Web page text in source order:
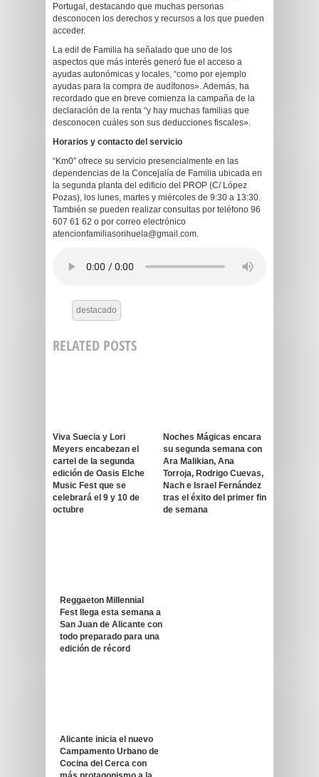
Portugal, destacando que muchas personas
desconocen los derechos y recursos a los que pueden
acceder.
La edil de Familia ha señalado que uno de los
aspectos que más interés generó fue el acceso a
ayudas autonómicas y locales, “como por ejemplo
ayudas para la compra de audífonos». Además, ha
recordado que en breve comienza la campaña de la
declaración de la renta “y hay muchas familias que
desconocen cuáles son sus deducciones fiscales».
Horarios y contacto del servicio
“Km0” ofrece su servicio presencialmente en las
dependencias de la Concejalía de Familia ubicada en
la segunda planta del edificio del PROP (C/ López
Pozas), los lunes, martes y miércoles de 9:30 a 13:30.
También se pueden realizar consultas por teléfono 96
607 61 62 o por correo electrónico
atencionfamiliasorihuela@gmail.com.
destacado
RELATED POSTS
Viva Suecia y Lori
Meyers encabezan el
cartel de la segunda
edición de Oasis Elche
Music Fest que se
celebrará el 9 y 10 de
octubre
Noches Mágicas encara
su segunda semana con
Ara Malikian, Ana
Torroja, Rodrigo Cuevas,
Nach e Israel Fernández
tras el éxito del primer fin
de semana
Reggaeton Millennial
Fest llega esta semana a
San Juan de Alicante con
todo preparado para una
edición de récord
Alicante inicia el nuevo
Campamento Urbano de
Cocina del Cerca con